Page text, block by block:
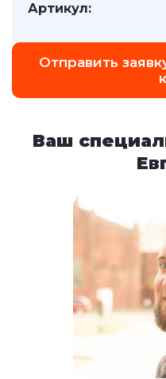
Артикул:
Отправить
Ваш